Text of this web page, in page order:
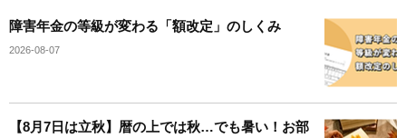
障害年金の等級が変わる「額改定」のしくみ
2026-08-07
【8月7日は立秋】暦の上では秋…でも暑い！お部